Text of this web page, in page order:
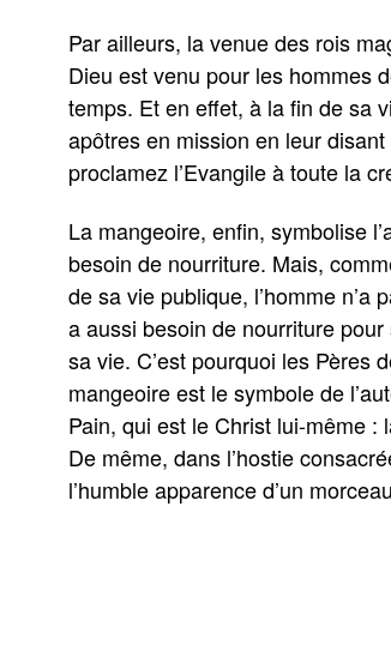
Par ailleurs, la venue des rois
Dieu est venu pour les hommes
temps. Et en effet, à la fin de sa
apôtres en mission en leur
proclamez l’Evangile à toute la
La mangeoire, enfin, symbolise
besoin de nourriture. Mais,
de sa vie publique, l’homme n’a
a aussi besoin de nourriture
sa vie. C’est pourquoi les Pères
mangeoire est le symbole de
Pain, qui est le Christ lui-même
De même, dans l’hostie
l’humble apparence d’un